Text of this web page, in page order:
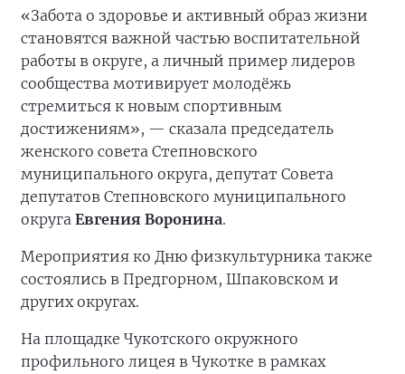
«Забота о здоровье и активный образ жизни
становятся важной частью воспитательной
работы в округе, а личный пример лидеров
сообщества мотивирует молодёжь
стремиться к новым спортивным
достижениям», — сказала председатель
женского совета Степновского
муниципального округа, депутат Совета
депутатов Степновского муниципального
округа Евгения Воронина.
Мероприятия ко Дню физкультурника также
состоялись в Предгорном, Шпаковском и
других округах.
На площадке Чукотского окружного
профильного лицея в Чукотке в рамках